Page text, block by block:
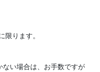
限ります。
い場合は、お手数ですが